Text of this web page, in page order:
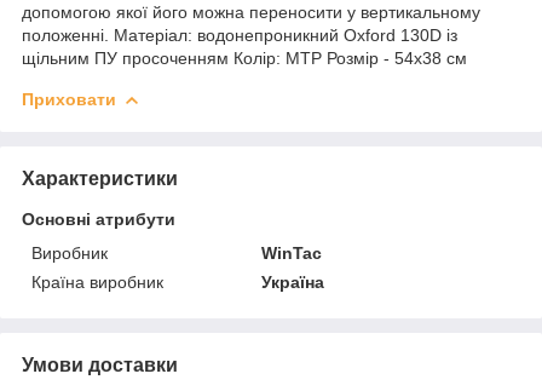
допомогою якої його можна переносити у вертикальному
положенні. Матеріал: водонепроникний Oxford 130D із
щільним ПУ просоченням Колір: МТР Розмір - 54х38 см
Приховати
Характеристики
Основні атрибути
Виробник
WinTac
Країна виробник
Україна
Умови доставки